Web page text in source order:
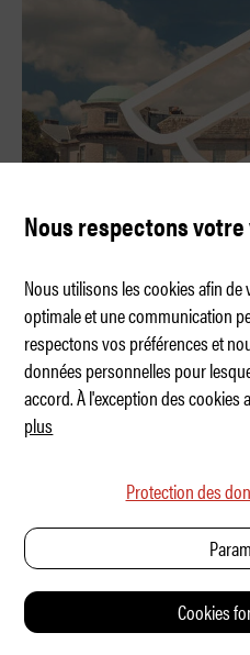
Quand Grand Prix
Nous respectons
Nous utilisons les cookies afin
optimale et une communication
respectons vos préférences et
données personnelles pour
accord. À l'exception des
plus
Protection des
Cookies